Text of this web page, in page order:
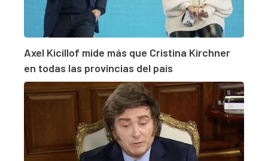
Axel Kicillof mide más que Cristina Kirchner
en todas las provincias del país